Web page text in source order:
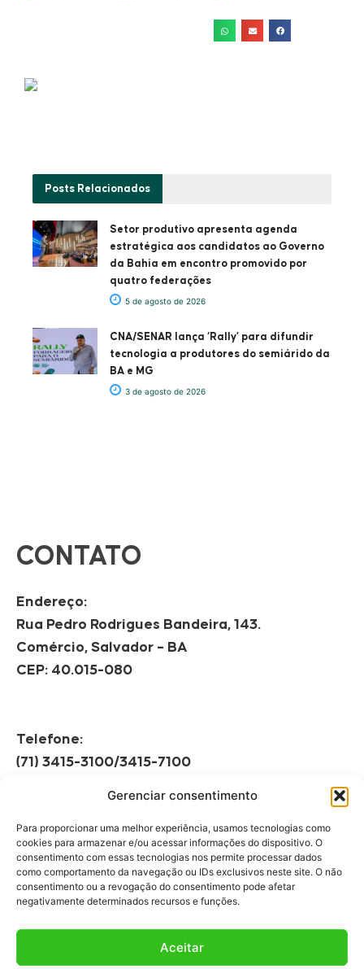
Gerenciar consentimento
Para proporcionar uma melhor experiência, usamos tecnologias como
cookies para armazenar e/ou acessar informações do dispositivo. O
consentimento com essas tecnologias nos permite processar dados
como comportamento da navegação ou IDs exclusivos neste site. O não
consentimento ou a revogação do consentimento pode afetar
negativamente determinados recursos e funções.
Aceitar
Posts Relacionados
Setor produtivo apresenta agenda
estratégica aos candidatos ao Governo
da Bahia em encontro promovido por
quatro federações
5 de agosto de 2026
CNA/SENAR lança ‘Rally’ para difundir
tecnologia a produtores do semiárido da
BA e MG
3 de agosto de 2026
CONTATO
Endereço:
Rua Pedro Rodrigues Bandeira, 143.
Comércio, Salvador – BA
CEP: 40.015-080
Telefone:
(71) 3415-3100/3415-7100
Horário de Funcionamento:
08h às 12h | 13h às 17h